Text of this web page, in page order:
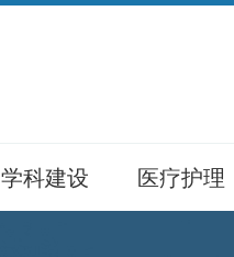
学科建设 医疗护理